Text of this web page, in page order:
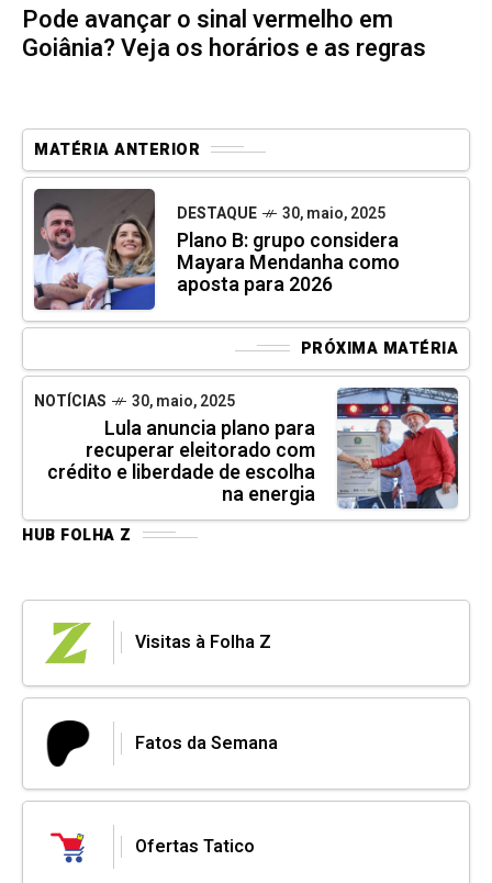
Pode avançar o sinal vermelho em
Goiânia? Veja os horários e as regras
MATÉRIA ANTERIOR
DESTAQUE 30, maio, 2025
Plano B: grupo considera
Mayara Mendanha como
aposta para 2026
PRÓXIMA MATÉRIA
NOTÍCIAS 30, maio, 2025
Lula anuncia plano para
recuperar eleitorado com
crédito e liberdade de escolha
na energia
HUB FOLHA Z
Visitas à Folha Z
Fatos da Semana
Ofertas Tatico